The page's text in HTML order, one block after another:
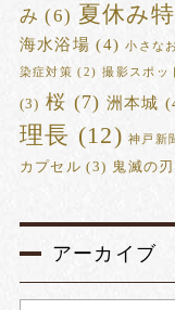
み (6) 夏休み
海水浴場 (4) 小さな
染症対策 (2) 撮影スポッ
(3) 桜 (7) 洲本城
理長 (12) 神戸新
カプセル (3) 鬼滅の刃
アーカイブ